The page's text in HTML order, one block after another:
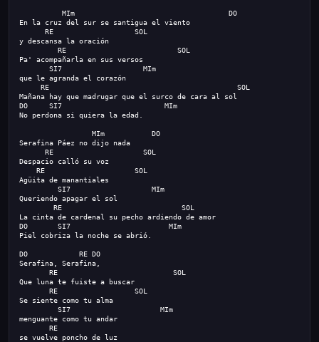
MIm                                    DO
En la cruz del sur se santigua el viento
RE                   SOL
y descansa la oración
RE                          SOL
Pa' acompañarla en sus versos
SI7                   MIm
que le agranda el corazón
RE SOL
Mañana hay que madrugar que el surco de cara al sol
DO SI7                        MIm
No perdona si quiera la edad.
MIm           DO
Serafina Páez no dijo nada
RE                     SOL
Despacio calló su voz
RE                     SOL
Agüita de manantiales
SI7                   MIm
Queriendo apagar el sol
RE SOL
La cinta de cardenal su pecho ardiendo de amor
DO SI7                       MIm
Piel cobriza la noche se abrió.
DO            RE DO
Serafina, Serafina,
RE                           SOL
Que luna te fuiste a buscar
RE                  SOL
Se siente como tu alma
SI7                     MIm
menguante como tu andar
RE
se vuelve poncho de luz